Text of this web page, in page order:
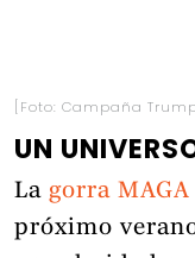
[Foto: Campaña
UN
La gorra
próximo